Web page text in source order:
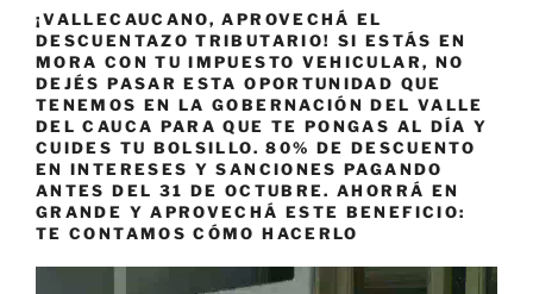
¡VALLECAUCANO, APROVECHÁ EL
DESCUENTAZO TRIBUTARIO! SI ESTÁS EN
MORA CON TU IMPUESTO VEHICULAR, NO
DEJÉS PASAR ESTA OPORTUNIDAD QUE
TENEMOS EN LA GOBERNACIÓN DEL VALLE
DEL CAUCA PARA QUE TE PONGAS AL DÍA Y
CUIDES TU BOLSILLO. 80% DE DESCUENTO
EN INTERESES Y SANCIONES PAGANDO
ANTES DEL 31 DE OCTUBRE. AHORRÁ EN
GRANDE Y APROVECHÁ ESTE BENEFICIO:
TE CONTAMOS CÓMO HACERLO